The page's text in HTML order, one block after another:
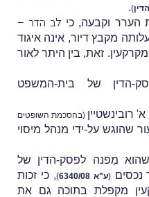
)
.
הערר וקבעה, כי לב הדר –
מקבץ דיור, אינה איגוד
זאת, בין היתר לאור
פורסם פסק-הדין של בית-המשפט
רובינשטיין (בהסכמת השופטים
שהוגש על-ידי מנהל מיסוי
שהוא מַפנה לפסק-הדין של
נכסים (ע"א 6340/08 ), כי זכות
מקפלת בתוכה גם את